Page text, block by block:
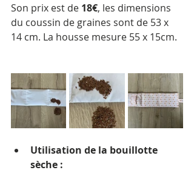
Son prix est de 18€, les dimensions
du coussin de graines sont de 53 x
14 cm. La housse mesure 55 x 15cm.
Utilisation de la bouillotte
sèche :